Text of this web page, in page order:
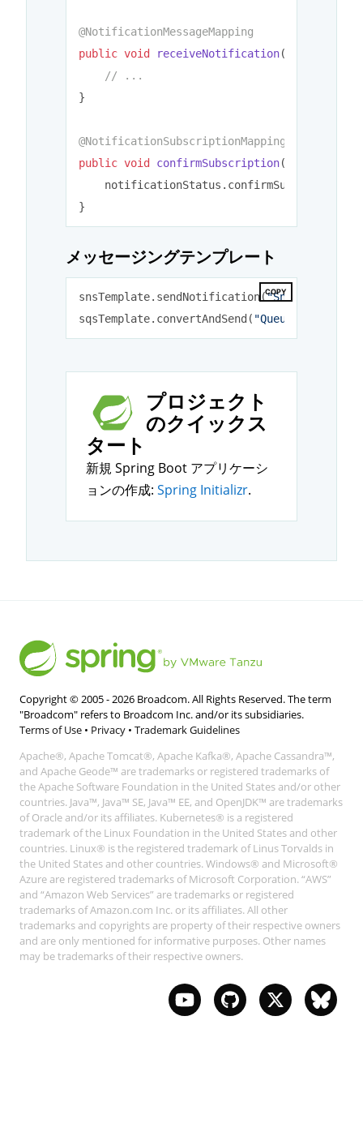
@NotificationMessageMapping
public void receiveNotification
// ...
}
@NotificationSubscriptionMapping
public void confirmSubscription
メッセージングテンプレート
COPY
snsTemplate.sendNotification("SnsTopic"
sqsTemplate.convertAndSend( "Queue"
プロジェクト
のクイックス
タート
新規 Spring Boot アプリケーシ
ョンの作成: Spring Initializr.
Copyright © 2005 -2026 Broadcom. All Rights Reserved. The term
"Broadcom" refers to Broadcom Inc. and/or its subsidiaries.
Terms of Use • Privacy • Trademark Guidelines
Apache®, Apache Tomcat®, Apache Kafka®, Apache Cassandra™,
and Apache Geode™ are trademarks or registered trademarks of
the Apache Software Foundation in the United States and/or other
countries. Java™, Java™ SE, Java™ EE, and OpenJDK™ are trademarks
of Oracle and/or its affiliates. Kubernetes® is a registered
trademark of the Linux Foundation in the United States and other
countries. Linux® is the registered trademark of Linus Torvalds in
the United States and other countries. Windows® and Microsoft®
Azure are registered trademarks of Microsoft Corporation. “AWS”
and “Amazon Web Services” are trademarks or registered
trademarks of Amazon.com Inc. or its affiliates. All other
trademarks and copyrights are property of their respective owners
and are only mentioned for informative purposes. Other names
may be trademarks of their respective owners.